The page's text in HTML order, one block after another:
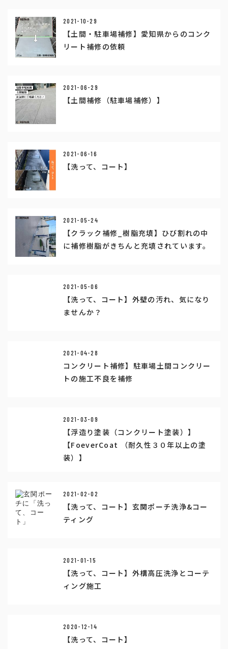
2021-10-29
【土間・駐車場補修】愛知県からのコンク
リート補修の依頼
2021-06-29
【土間補修（駐車場補修）】
2021-06-16
【洗って、コート】
2021-05-24
【クラック補修_樹脂充填】ひび割れの中
に補修樹脂がきちんと充填されています。
2021-05-06
【洗って、コート】外壁の汚れ、気になり
ませんか？
2021-04-28
コンクリート補修】駐車場土間コンクリー
トの施工不良を補修
2021-03-09
【浮造り塗装（コンクリート塗装）】
【FoeverCoat （耐久性３０年以上の塗
装）】
2021-02-02
【洗って、コート】玄関ポーチ洗浄&コー
ティング
2021-01-15
【洗って、コート】外構高圧洗浄とコーテ
ィング施工
2020-12-14
【洗って、コート】